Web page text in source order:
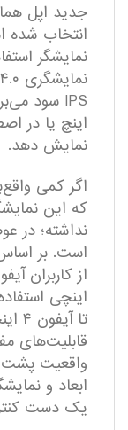
انتخاب شده
اینچ یا در
نمایش دهد.
اگر کمی
که این
نداشته؛ در
است. بر
اینچی
تا
ابعاد و
یک دست